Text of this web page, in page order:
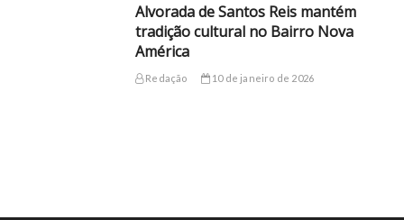
Alvorada de Santos Reis mantém
tradição cultural no Bairro Nova
América
Redação 10 de janeiro de 2026